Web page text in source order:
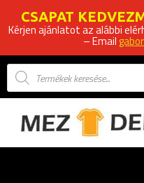
CSAPAT
Kérjen ajánlatot az alábbi
– Email
Products
search